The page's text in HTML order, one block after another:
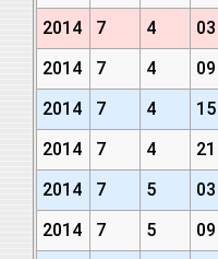
2014
7 4 03
2014
7 4 09
2014
7 4 15
2014
7 4 21
2014
7 5 03
2014
7 5 09